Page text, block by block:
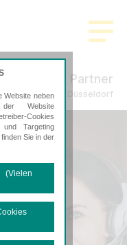
& Partner
in Düsseldorf
Website neben
Website
Cookies
Targeting
Sie in der
(Vielen